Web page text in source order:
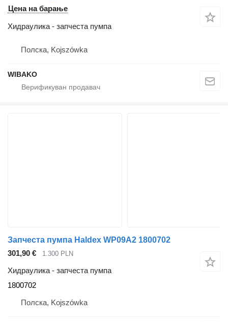
Цена на барање
Хидраулика - запчеста пумпа
Полска, Kojszówka
WIBAKO
Запчеста пумпа Haldex WP09A2 1800702
301,90 €
1.300 PLN
Хидраулика - запчеста пумпа
1800702
Полска, Kojszówka